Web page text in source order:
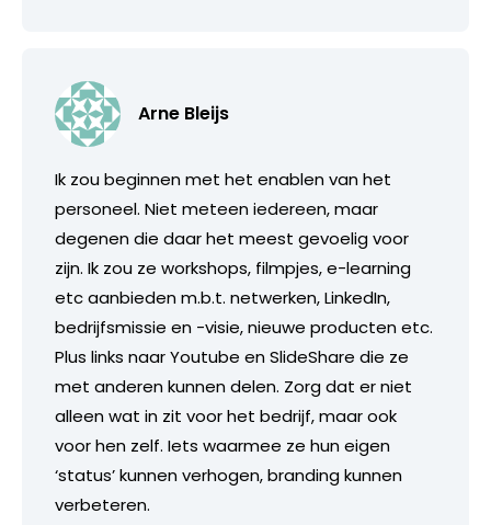
Arne Bleijs
Ik zou beginnen met het enablen van het
personeel. Niet meteen iedereen, maar
degenen die daar het meest gevoelig voor
zijn. Ik zou ze workshops, filmpjes, e-learning
etc aanbieden m.b.t. netwerken, LinkedIn,
bedrijfsmissie en -visie, nieuwe producten etc.
Plus links naar Youtube en SlideShare die ze
met anderen kunnen delen. Zorg dat er niet
alleen wat in zit voor het bedrijf, maar ook
voor hen zelf. Iets waarmee ze hun eigen
‘status’ kunnen verhogen, branding kunnen
verbeteren.